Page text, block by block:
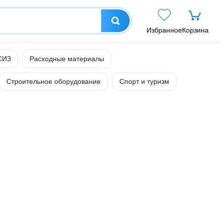
ИзбранноеКорзина
Расходные материалы
Строительное оборудование Спорт и туризм